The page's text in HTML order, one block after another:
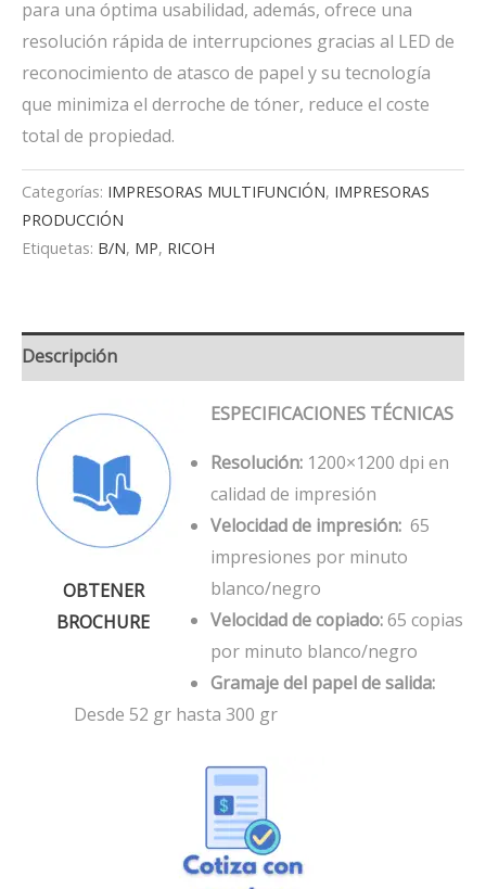
para una óptima usabilidad, además, ofrece una
resolución rápida de interrupciones gracias al LED de
reconocimiento de atasco de papel y su tecnología
que minimiza el derroche de tóner, reduce el coste
total de propiedad.
Categorías: IMPRESORAS MULTIFUNCIÓN, IMPRESORAS
PRODUCCIÓN
Etiquetas: B/N, MP, RICOH
Descripción
OBTENER
BROCHURE
ESPECIFICACIONES TÉCNICAS
Resolución: 1200×1200 dpi en
calidad de impresión
Velocidad de impresión: 65
impresiones por minuto
blanco/negro
Velocidad de copiado:65 copias
por minuto blanco/negro
Gramaje del papel de salida:
Desde 52 gr hasta 300 gr